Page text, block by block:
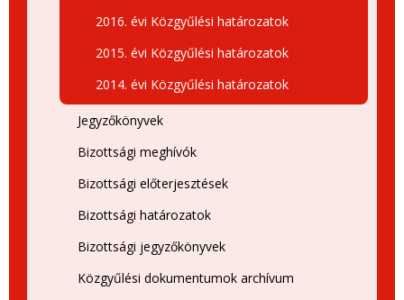
2016. évi Közgyűlési határozatok
2015. évi Közgyűlési határozatok
2014. évi Közgyűlési határozatok
Jegyzőkönyvek
Bizottsági meghívók
Bizottsági előterjesztések
Bizottsági határozatok
Bizottsági jegyzőkönyvek
Közgyűlési dokumentumok archívum